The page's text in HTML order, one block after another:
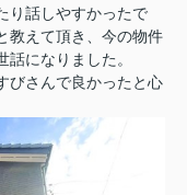
り話しやすかったで
教えて頂き、今の物件
になりました。
びさんで良かったと心